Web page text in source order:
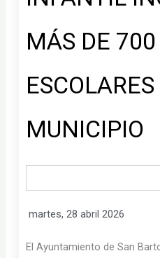
MÁS DE 700
MUNICIPIO
martes, 28 abril 2026
El Ayuntamiento de San